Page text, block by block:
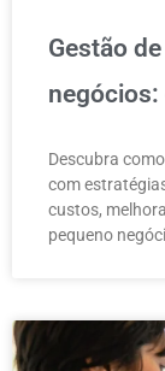
Gestão
Descubra
com
custos,
pequeno